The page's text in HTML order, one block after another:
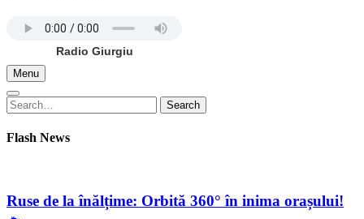
Radio Giurgiu
Menu
Search
for:
Search
Flash News
Ruse de la înălțime: Orbită 360° în inima orașului!